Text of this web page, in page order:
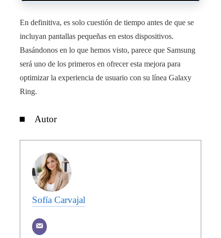
En definitiva, es solo cuestión de tiempo antes de que se
incluyan pantallas pequeñas en estos dispositivos.
Basándonos en lo que hemos visto, parece que Samsung
será uno de los primeros en ofrecer esta mejora para
optimizar la experiencia de usuario con su línea Galaxy
Ring.
Autor
Sofía Carvajal